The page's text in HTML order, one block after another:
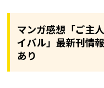
マンガ感想「ご主
イバル」最新刊情
あり